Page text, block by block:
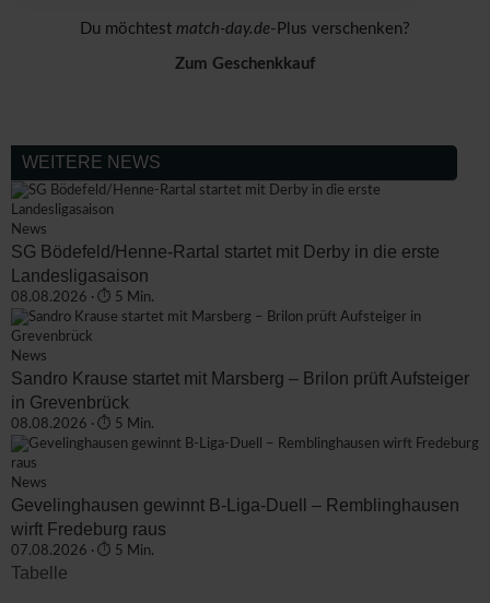
Du möchtest match-day.de-Plus verschenken?
Zum Geschenkkauf
WEITERE NEWS
News
SG Bödefeld/Henne-Rartal startet mit Derby in die erste
Landesligasaison
08.08.2026 · ⏱ 5 Min.
News
Sandro Krause startet mit Marsberg – Brilon prüft Aufsteiger
in Grevenbrück
08.08.2026 · ⏱ 5 Min.
News
Gevelinghausen gewinnt B-Liga-Duell – Remblinghausen
wirft Fredeburg raus
07.08.2026 · ⏱ 5 Min.
Tabelle